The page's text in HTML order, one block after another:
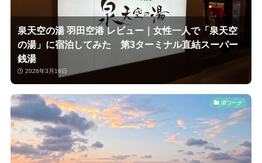
泉天空の湯 羽田空港 レビュー｜女性一人で「泉天空
の湯」に宿泊してみた 第3ターミナル直結スーパー
銭湯
2026年3月16日
湯ワーク